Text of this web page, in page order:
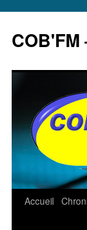
contenu
Accueil